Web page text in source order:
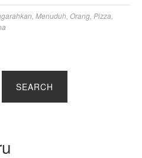
Menuduh Orang Pizza
SEARCH